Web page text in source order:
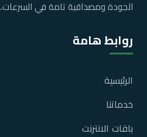
الجودة ومصداقية تامة في السرعات.
روابط هامة
الرئيسية
خدماتنا
باقات الانترنت